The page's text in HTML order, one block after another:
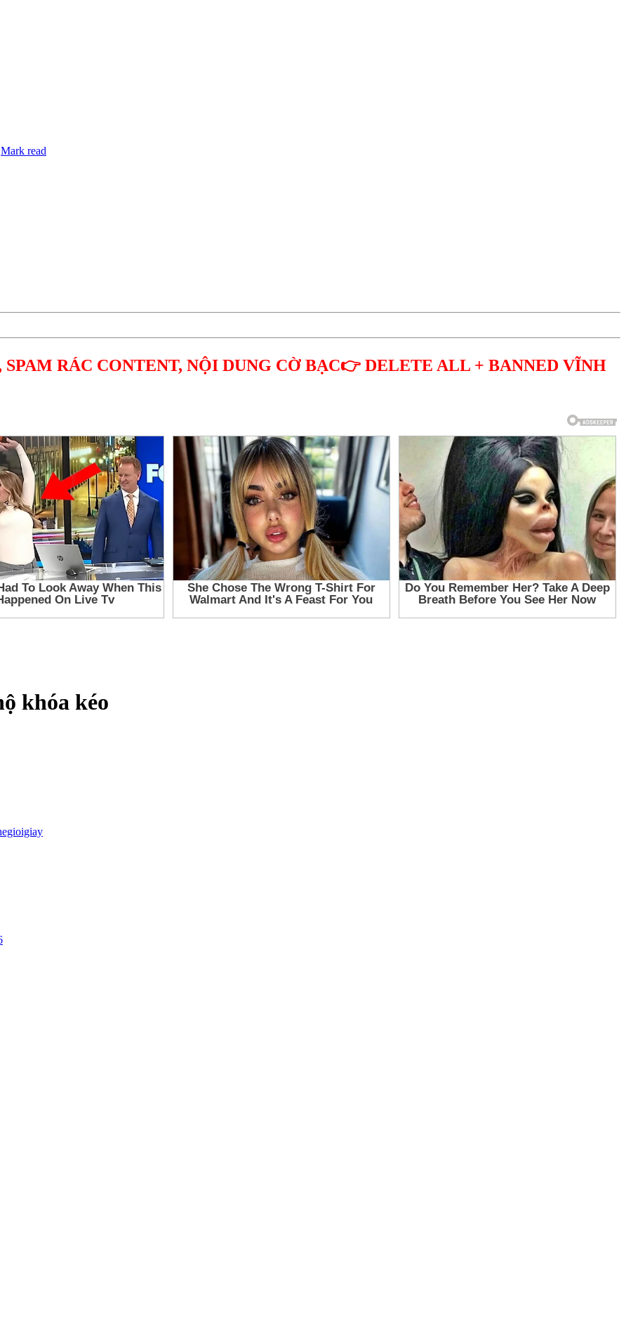
Mark read
RÁC CONTENT, NỘI DUNG CỜ BẠC👉 DELETE ALL + BANNED VĨNH
khóa kéo